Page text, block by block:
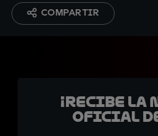
COMPARTIR
¡Recibe
oficial de